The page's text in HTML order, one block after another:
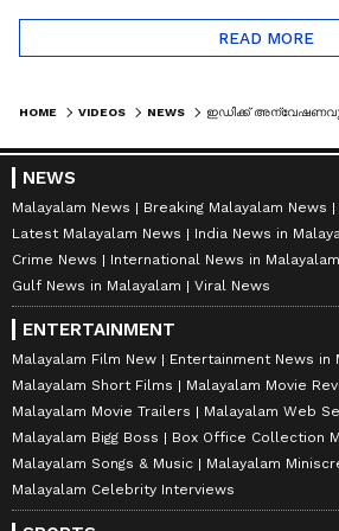
READ MORE
HOME VIDEOS NEWS
NEWS
Malayalam News
Breaking Malayalam News
Latest Malayalam News
India News in
Crime News
International News in Malayalam
Gulf News in Malayalam
Viral News
ENTERTAINMENT
Malayalam Film New
Entertainment News in
Malayalam Short Films
Malayalam Movie
Malayalam Movie Trailers
Malayalam Web
Malayalam Bigg Boss
Box Office Collection
Malayalam Songs & Music
Malayalam
Malayalam Celebrity Interviews